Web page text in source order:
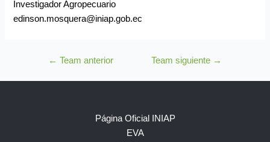
Investigador Agropecuario
edinson.mosquera@iniap.gob.ec
← Team anterior Team siguiente →
Página Oficial INIAP
EVA